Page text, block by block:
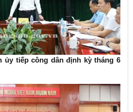
tiếp công dân định kỳ tháng 6